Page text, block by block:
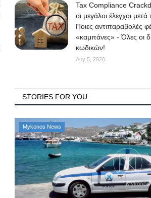
Tax Compliance
οι μεγάλοι έλεγχοι μετά
Ποιες αντιπαραβολές
«καμπάνες» - Όλες οι
κωδικών!
Αυγ 5, 2026
STORIES FOR YOU
Mykonos News